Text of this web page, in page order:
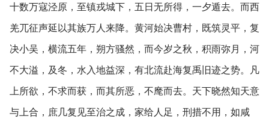
十数万寇泾原，至镇戎城下，五日无所得，一夕遁去。而西
羌兀征声延以其族万人来降。黄河始决曹村，既筑灵平，复
决小吴，横流五年，朔方骚然，而今岁之秋，积雨弥月，河
不大溢，及冬，水入地益深，有北流赴海复禹旧迹之势。凡
上所欲，不求而获，而其所恶，不麾而去。天下晓然知天意
与上合，庶几复见至治之成，家给人足，刑措不用，如咸